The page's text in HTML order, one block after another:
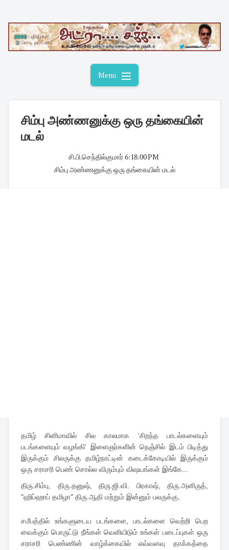
content
Menu
சிம்பு அண்ணனுக்கு ஒரு தங்கையின்
மடல்
சி.பி.செந்தில்குமார்6:18:00 PM
சிம்பு அண்ணனுக்கு ஒரு தங்கையின் மடல்
தமிழ் சினிமாவில் சில காலமாக ‘சிறந்த பாடல்களையும்
படங்களையும் வழங்கி’ இளைஞர்களின் நெஞ்சில் இடம் பிடித்து
இருக்கும் சிலருக்கு தமிழ்நாட்டின் கடைக்கோடியில் இருக்கும்
ஒரு சராசரி பெண் சொல்ல விரும்பும் விஷயங்கள் இங்கே...
திரு.சிம்பு, திரு.தனுஷ், திரு.ஜி.வி. பிரகாஷ், திரு.அனிருத்,
"ஹிப்ஹாப் தமிழா" திரு.ஆதி மற்றும் இன்னும் பலருக்கு,
சமீபத்தில் உங்களுடைய படங்களை, பாடல்களை வெற்றி பெற
வைக்கும் பொருட்டு நீங்கள் வெளியிடும் உங்கள் படைப்புகள் ஒரு
சராசரி பெண்ணின் வாழ்க்கையில் எவ்வளவு தாக்கத்தை